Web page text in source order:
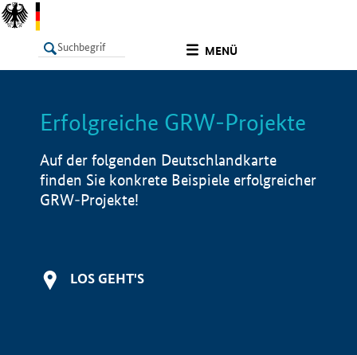
MENÜ
LISTE Info
Erfolgreiche GRW-Projekte
Auf der folgenden Deutschlandkarte
finden Sie konkrete Beispiele erfolgreicher
GRW-Projekte!
LOS GEHT'S